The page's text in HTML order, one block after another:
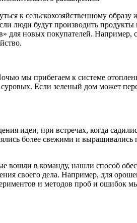
к сельскохозяйственному образу
люди будут производить продукты
для новых покупателей.
мы прибегаем к системе
Если зеленый дом может
идеи, при встречах, когда
более свежими и выращивались
вошли в команду, нашли способ
своего дела. Например, для
и методов проб и ошибок